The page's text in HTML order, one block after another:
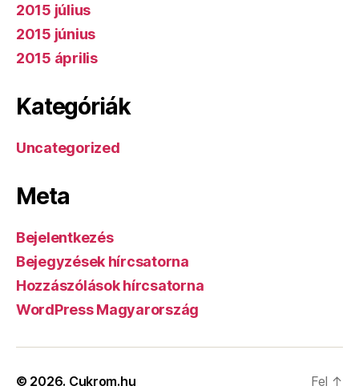
2015 július
2015 június
2015 április
Kategóriák
Uncategorized
Meta
Bejelentkezés
Bejegyzések hírcsatorna
Hozzászólások hírcsatorna
WordPress Magyarország
© 2026. Cukrom.hu Fel ↑